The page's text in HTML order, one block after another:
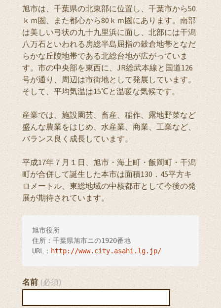
旭市は、千葉県の北東部に位置し、千葉市から50
ｋｍ圏、また都心から80ｋｍ圏にあります。南部
は美しい弓状の九十九里浜に面し、北部には干潟
八万石といわれる房総半島屈指の穀倉地帯となだ
らかな丘陵地帯である北総台地が広がっていま
す。市の中央部を東西に、JR総武本線と国道126
号が通り、周辺は市街地として発展しています。
そして、平均気温は15℃と温暖な気候です。
産業では、施設園芸、畜産、稲作、露地野菜など
盛んな農業をはじめ、水産業、商業、工業など、
バランス良く成長しています。
平成17年７月１日、旭市・海上町・飯岡町・干潟
町が合併して誕生した本市は面積130．45平方キ
ロメートル、東総地域の中核都市として今後の発
展が期待されています。
旭市役所
住所：千葉県旭市ニの1920番地
URL： http://www.city.asahi.lg.jp/
名前 (必須)